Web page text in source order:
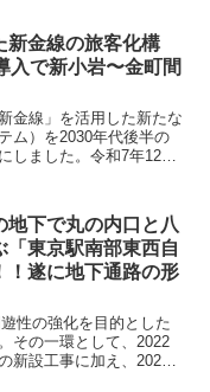
新金線の旅客化構
入で新小岩〜金町間
金線」を活用した新たな
ム）を2030年代後半の
しました。令和7年12月
地下で丸の内口と八
「東京駅南部東西自
！遂に地下通路の形
性の強化を目的とした
その一環として、2022
新設工事に加え、2024